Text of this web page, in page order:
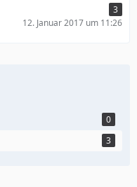
3
12. Januar 2017 um 11:26
0
3